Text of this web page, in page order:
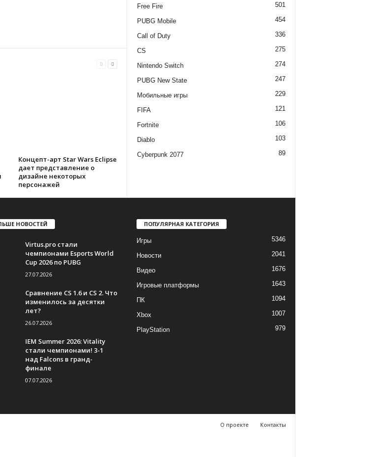
Концепт-арт Star Wars Eclipse
дает представление о
дизайне некоторых
персонажей
Free Fire 501
PUBG Mobile 454
Call of Duty 336
CS 275
Nintendo Switch 274
PUBG New State 247
Мобильные игры 229
FIFA 121
Fortnite 106
Diablo 103
Cyberpunk 2077 89
НОВОСТЕЙ
Virtus.pro стали
чемпионами Esports World
Cup 2026 по PUBG
27.07.2026
Сравнение CS 1.6 и CS 2. Что
изменилось за десятки
лет?
26.07.2026
IEM Summer 2026: Vitality
стали чемпионами! 3-1
над Falcons в гранд-
финале
07.07.2026
ПОПУЛЯРНАЯ КАТЕГОРИЯ
Игры 5346
Новости 2041
Видео 1676
Игровые платформы 1643
ПК 1094
Xbox 1007
PlayStation 979
О проекте Контакты